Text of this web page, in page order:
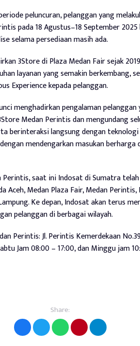
peluncuran, pelanggan yang
pada 18 Agustus–18 September
selama persediaan masih ada.
3Store di Plaza Medan Fair sejak
layanan yang semakin berkembang,
Experience kepada pelanggan.
menghadirkan pengalaman pelanggan
Medan Perintis dan mengundang
berinteraksi langsung dengan
mendengarkan masukan berharga
Perintis, saat ini Indosat di Sumatra
Aceh, Medan Plaza Fair, Medan Perintis,
Ke depan, Indosat akan terus
pelanggan di berbagai wilayah.
Perintis: Jl. Perintis Kemerdekaan
Jam 08:00 – 17:00, dan Minggu jam
Share: